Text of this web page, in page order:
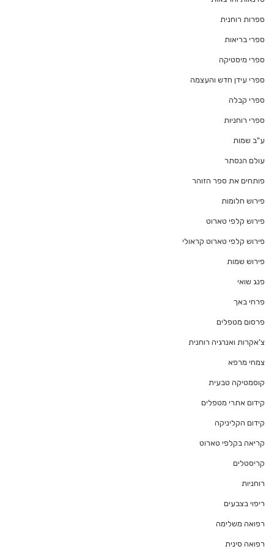
ספרות רוחנית
ספרי בריאות
ספרי מיסטיקה
ספרי עידן חדש והעצמה
ספרי קבלה
ספרי רוחניות
ע"ב שמות
עולם הנסתר
פותחים את ספר הזוהר
פירוש חלומות
פירוש קלפי טארוט
פירוש קלפי טארוט קראולי
פירוש שמות
פנג שואי
פרחי באך
פרסום מטפלים
צ'אקרות ואנרגיה רוחנית
צמחי מרפא
קוסמטיקה טבעית
קידום אתרי מטפלים
קידום הקליניקה
קריאה בקלפי טארוט
קריסטלים
רוחניות
ריפוי בצבעים
רפואה משלימה
רפואה סינית